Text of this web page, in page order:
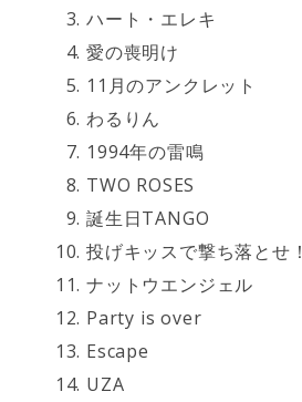
ハート・エレキ
愛の喪明け
11月のアンクレット
わるりん
1994年の雷鳴
TWO ROSES
誕生日TANGO
投げキッスで撃ち落とせ！
ナットウエンジェル
Party is over
Escape
UZA